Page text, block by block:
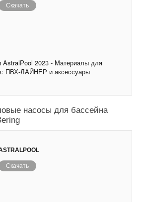
Скачать
AstralPool 2023 - Материалы для
ПВХ-ЛАЙНЕР и аксессуары
насосы для бассейна
Скачать